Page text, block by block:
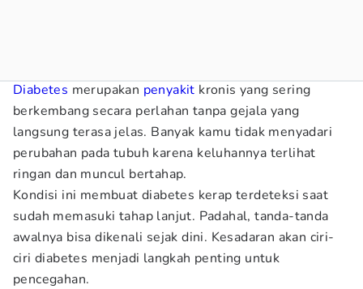
Diabetes merupakan penyakit kronis yang sering
berkembang secara perlahan tanpa gejala yang
langsung terasa jelas. Banyak kamu tidak menyadari
perubahan pada tubuh karena keluhannya terlihat
ringan dan muncul bertahap.
Kondisi ini membuat diabetes kerap terdeteksi saat
sudah memasuki tahap lanjut. Padahal, tanda-tanda
awalnya bisa dikenali sejak dini. Kesadaran akan ciri-
ciri diabetes menjadi langkah penting untuk
pencegahan.